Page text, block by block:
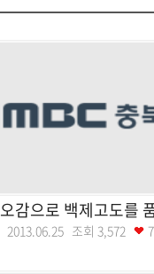
오감으로 백제고도를
2013.06.25 조회 3,572